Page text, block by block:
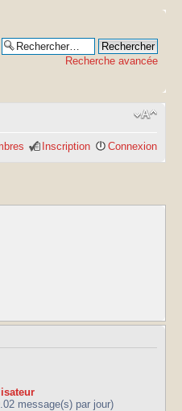
Recherche avancée
Inscription Connexion
message(s) par jour)